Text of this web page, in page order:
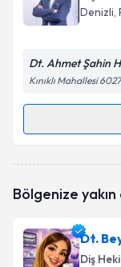
E-posta
Kişisel
Metni'ni
Denizli,
Dt. Ahmet Şahin
Kınıklı Mahallesi
Randevu
oluşturun.
E-posta
Bölgenize
Dt.
Diş